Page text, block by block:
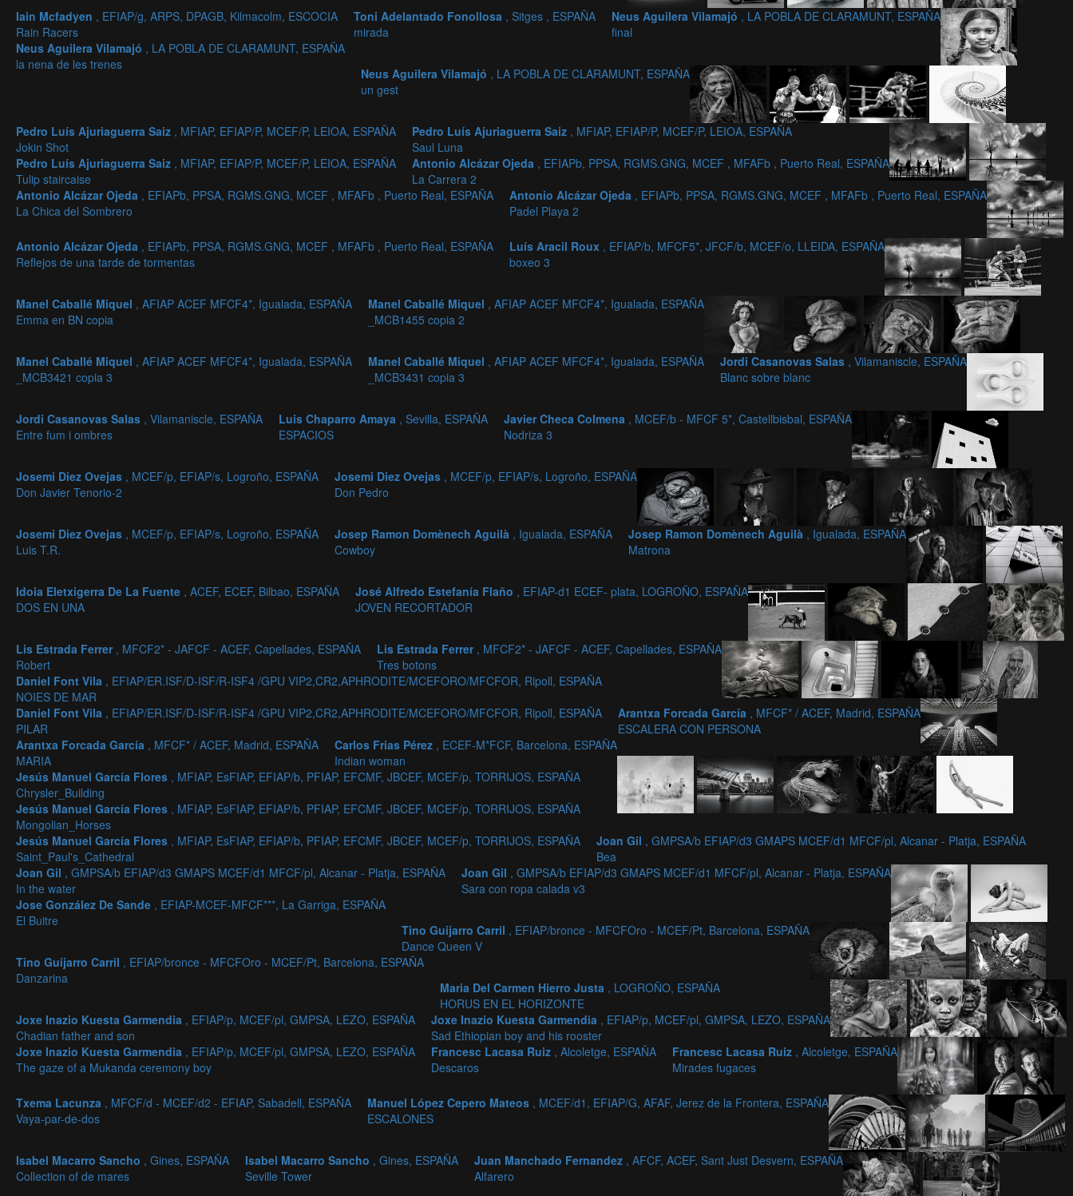
Iain Mcfadyen , EFIAP/g, ARPS, DPAGB, Kilmacolm, ESCOCIA
Rain Racers
Toni Adelantado Fonollosa , Sitges , ESPAÑA
mirada
Neus Aguilera Vilamajó , LA POBLA DE CLARAMUNT, ESPAÑA
final
Neus Aguilera Vilamajó , LA POBLA DE CLARAMUNT, ESPAÑA
la nena de les trenes
Neus Aguilera Vilamajó , LA POBLA DE CLARAMUNT, ESPAÑA
un gest
Pedro Luís Ajuriaguerra Saiz , MFIAP, EFIAP/P, MCEF/P, LEIOA, ESPAÑA
Jokin Shot
Pedro Luís Ajuriaguerra Saiz , MFIAP, EFIAP/P, MCEF/P, LEIOA, ESPAÑA
Saul Luna
Pedro Luís Ajuriaguerra Saiz , MFIAP, EFIAP/P, MCEF/P, LEIOA, ESPAÑA
Tulip staircaise
Antonio Alcázar Ojeda , EFIAPb, PPSA, RGMS.GNG, MCEF , MFAFb , Puerto Real, ESPAÑA
La Carrera 2
Antonio Alcázar Ojeda , EFIAPb, PPSA, RGMS.GNG, MCEF , MFAFb , Puerto Real, ESPAÑA
La Chica del Sombrero
Antonio Alcázar Ojeda , EFIAPb, PPSA, RGMS.GNG, MCEF , MFAFb , Puerto Real, ESPAÑA
Padel Playa 2
Antonio Alcázar Ojeda , EFIAPb, PPSA, RGMS.GNG, MCEF , MFAFb , Puerto Real, ESPAÑA
Reflejos de una tarde de tormentas
Luís Aracil Roux , EFIAP/b, MFCF5*, JFCF/b, MCEF/o, LLEIDA, ESPAÑA
boxeo 3
Manel Caballé Miquel , AFIAP ACEF MFCF4*, Igualada, ESPAÑA
Emma en BN copia
Manel Caballé Miquel , AFIAP ACEF MFCF4*, Igualada, ESPAÑA
_MCB1455 copia 2
Manel Caballé Miquel , AFIAP ACEF MFCF4*, Igualada, ESPAÑA
_MCB3421 copia 3
Manel Caballé Miquel , AFIAP ACEF MFCF4*, Igualada, ESPAÑA
_MCB3431 copia 3
Jordi Casanovas Salas , Vilamaniscle, ESPAÑA
Blanc sobre blanc
Jordi Casanovas Salas , Vilamaniscle, ESPAÑA
Entre fum i ombres
Luis Chaparro Amaya , Sevilla, ESPAÑA
ESPACIOS
Javier Checa Colmena , MCEF/b - MFCF 5*, Castellbisbal, ESPAÑA
Nodriza 3
Josemi Diez Ovejas , MCEF/p, EFIAP/s, Logroño, ESPAÑA
Don Javier Tenorio-2
Josemi Diez Ovejas , MCEF/p, EFIAP/s, Logroño, ESPAÑA
Don Pedro
Josemi Diez Ovejas , MCEF/p, EFIAP/s, Logroño, ESPAÑA
Luis T.R.
Josep Ramon Domènech Aguilà , Igualada, ESPAÑA
Cowboy
Josep Ramon Domènech Aguilà , Igualada, ESPAÑA
Matrona
Idoia Eletxigerra De La Fuente , ACEF, ECEF, Bilbao, ESPAÑA
DOS EN UNA
José Alfredo Estefanía Flaño , EFIAP-d1 ECEF- plata, LOGROÑO, ESPAÑA
JOVEN RECORTADOR
Lis Estrada Ferrer , MFCF2* - JAFCF - ACEF, Capellades, ESPAÑA
Robert
Lis Estrada Ferrer , MFCF2* - JAFCF - ACEF, Capellades, ESPAÑA
Tres botons
Daniel Font Vila , EFIAP/ER.ISF/D-ISF/R-ISF4 /GPU VIP2,CR2,APHRODITE/MCEFORO/MFCFOR, Ripoll, ESPAÑA
NOIES DE MAR
Daniel Font Vila , EFIAP/ER.ISF/D-ISF/R-ISF4 /GPU VIP2,CR2,APHRODITE/MCEFORO/MFCFOR, Ripoll, ESPAÑA
PILAR
Arantxa Forcada García , MFCF* / ACEF, Madrid, ESPAÑA
ESCALERA CON PERSONA
Arantxa Forcada García , MFCF* / ACEF, Madrid, ESPAÑA
MARIA
Carlos Frias Pérez , ECEF-M*FCF, Barcelona, ESPAÑA
Indian woman
Jesús Manuel García Flores , MFIAP, EsFIAP, EFIAP/b, PFIAP, EFCMF, JBCEF, MCEF/p, TORRIJOS, ESPAÑA
Chrysler_Building
Jesús Manuel García Flores , MFIAP, EsFIAP, EFIAP/b, PFIAP, EFCMF, JBCEF, MCEF/p, TORRIJOS, ESPAÑA
Mongolian_Horses
Jesús Manuel García Flores , MFIAP, EsFIAP, EFIAP/b, PFIAP, EFCMF, JBCEF, MCEF/p, TORRIJOS, ESPAÑA
Saint_Paul's_Cathedral
Joan Gil , GMPSA/b EFIAP/d3 GMAPS MCEF/d1 MFCF/pl, Alcanar - Platja, ESPAÑA
Bea
Joan Gil , GMPSA/b EFIAP/d3 GMAPS MCEF/d1 MFCF/pl, Alcanar - Platja, ESPAÑA
In the water
Joan Gil , GMPSA/b EFIAP/d3 GMAPS MCEF/d1 MFCF/pl, Alcanar - Platja, ESPAÑA
Sara con ropa calada v3
Jose González De Sande , EFIAP-MCEF-MFCF***, La Garriga, ESPAÑA
El Buitre
Tino Guijarro Carril , EFIAP/bronce - MFCFOro - MCEF/Pt, Barcelona, ESPAÑA
Dance Queen V
Tino Guijarro Carril , EFIAP/bronce - MFCFOro - MCEF/Pt, Barcelona, ESPAÑA
Danzarina
Maria Del Carmen Hierro Justa , LOGROÑO, ESPAÑA
HORUS EN EL HORIZONTE
Joxe Inazio Kuesta Garmendia , EFIAP/p, MCEF/pl, GMPSA, LEZO, ESPAÑA
Chadian father and son
Joxe Inazio Kuesta Garmendia , EFIAP/p, MCEF/pl, GMPSA, LEZO, ESPAÑA
Sad Ethiopian boy and his rooster
Joxe Inazio Kuesta Garmendia , EFIAP/p, MCEF/pl, GMPSA, LEZO, ESPAÑA
The gaze of a Mukanda ceremony boy
Francesc Lacasa Ruiz , Alcoletge, ESPAÑA
Descaros
Francesc Lacasa Ruiz , Alcoletge, ESPAÑA
Mirades fugaces
Txema Lacunza , MFCF/d - MCEF/d2 - EFIAP, Sabadell, ESPAÑA
Vaya-par-de-dos
Manuel López Cepero Mateos , MCEF/d1, EFIAP/G, AFAF, Jerez de la Frontera, ESPAÑA
ESCALONES
Isabel Macarro Sancho , Gines, ESPAÑA
Collection of de mares
Isabel Macarro Sancho , Gines, ESPAÑA
Seville Tower
Juan Manchado Fernandez , AFCF, ACEF, Sant Just Desvern, ESPAÑA
Alfarero